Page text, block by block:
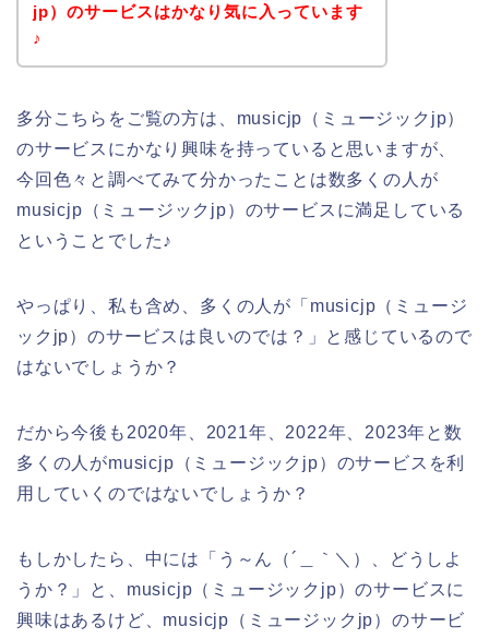
jp）のサービスはかなり気に入っています
♪
多分こちらをご覧の方は、musicjp（ミュージックjp）
のサービスにかなり興味を持っていると思いますが、
今回色々と調べてみて分かったことは数多くの人が
musicjp（ミュージックjp）のサービスに満足している
ということでした♪
やっぱり、私も含め、多くの人が「musicjp（ミュージ
ックjp）のサービスは良いのでは？」と感じているので
はないでしょうか？
だから今後も2020年、2021年、2022年、2023年と数
多くの人がmusicjp（ミュージックjp）のサービスを利
用していくのではないでしょうか？
もしかしたら、中には「う～ん（´＿｀＼）、どうしよ
うか？」と、musicjp（ミュージックjp）のサービスに
興味はあるけど、musicjp（ミュージックjp）のサービ